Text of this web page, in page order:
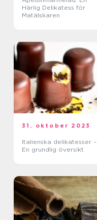
Härlig Delikatess för
Matälskaren
31. oktober 2023
Italienska delikatesser –
En grundlig översikt